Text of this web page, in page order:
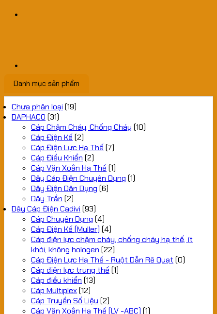
Danh mục sản phẩm
Chưa phân loại (19)
DAPHACO (31)
Cáp Chậm Cháy, Chống Cháy (10)
Cáp Điện Kế (2)
Cáp Điện Lực Hạ Thế (7)
Cáp Điều Khiển (2)
Cáp Vặn Xoắn Hạ Thế (1)
Dây Cáp Điện Chuyên Dụng (1)
Dây Điện Dân Dụng (6)
Dây Trần (2)
Dây Cáp Điện Cadivi (93)
Cáp Chuyên Dụng (4)
Cáp Điện Kế (Muller) (4)
Cáp điện lực chậm cháy, chống cháy hạ thế, ít
khói, không hologen (22)
Cáp Điện Lực Hạ Thế - Ruột Dẫn Rẽ Quạt (0)
Cáp điện lực trung thế (1)
Cáp điều khiển (13)
Cáp Multiplex(12)
Cáp Truyền Số Liệu (2)
Cáp Vặn Xoắn Hạ Thế (LV -ABC) (1)